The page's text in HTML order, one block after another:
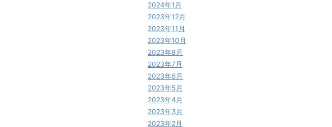
2024年1月
2023年12月
2023年11月
2023年10月
2023年8月
2023年7月
2023年6月
2023年5月
2023年4月
2023年3月
2023年2月